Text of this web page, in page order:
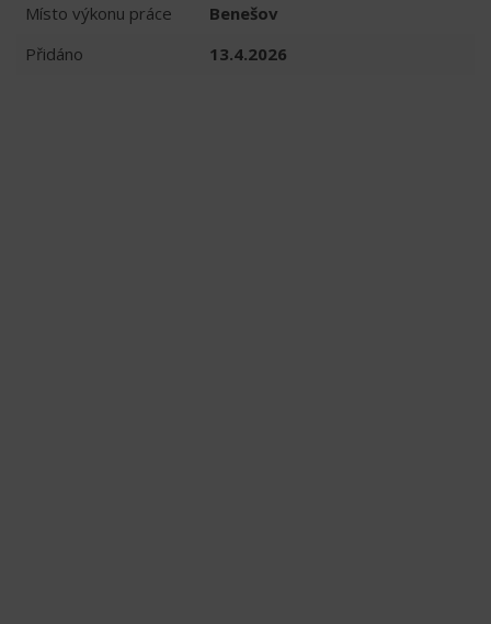
Místo výkonu práce
Benešov
Přidáno
13.4.2026